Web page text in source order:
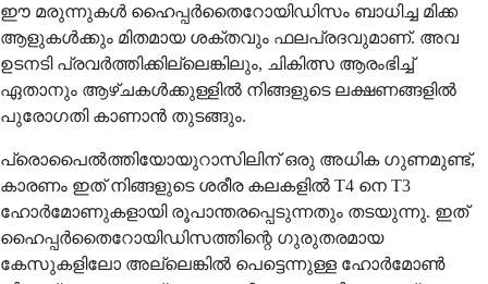
ഈ മരുന്നുകൾ ഹൈപ്പർതൈറോയിഡിസം ബാധിച്ച മിക്ക
ആളുകൾക്കും മിതമായ ശക്തവും ഫലപ്രദവുമാണ്. അവ
ഉടനടി പ്രവർത്തിക്കില്ലെങ്കിലും, ചികിത്സ ആരംഭിച്ച്
ഏതാനും ആഴ്ചകൾക്കുള്ളിൽ നിങ്ങളുടെ ലക്ഷണങ്ങളിൽ
പുരോഗതി കാണാൻ തുടങ്ങും.
പ്രൊപൈൽത്തിയോയുറാസിലിന് ഒരു അധിക ഗുണമുണ്ട്,
കാരണം ഇത് നിങ്ങളുടെ ശരീര കലകളിൽ T4 നെ T3
ഹോർമോണുകളായി രൂപാന്തരപ്പെടുന്നതും തടയുന്നു. ഇത്
ഹൈപ്പർതൈറോയിഡിസത്തിന്റെ ഗുരുതരമായ
കേസുകളിലോ അല്ലെങ്കിൽ പെട്ടെന്നുള്ള ഹോർമോൺ